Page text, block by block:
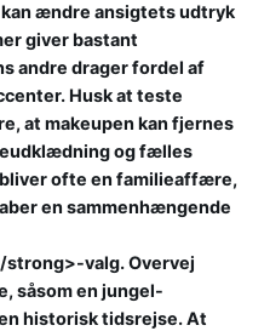
ændre ansigtets udtryk
giver bastant
andre drager fordel af
Husk at teste
at makeupen kan fjernes
og fælles
ofte en familieaffære,
en sammenhængende
valg. Overvej
såsom en jungel-
historisk tidsrejse. At